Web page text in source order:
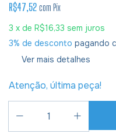
R$47,52 com Pix
3 x de R$16,33 sem juros
3% de desconto pagando
Ver mais detalhes
Atenção, última peça!